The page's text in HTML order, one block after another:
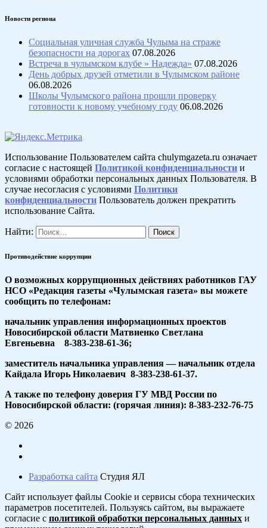
Новости региона
Социальная уличная служба Чулыма на страже
безопасности на дорогах 07.08.2026
Встреча в чулымском клубе » Надежда» 07.08.2026
День добрых друзей отметили в Чулымском районе
06.08.2026
Школы Чулымского района прошли проверку
готовности к новому учебному году 06.08.2026
Использование Пользователем сайта chulymgazeta.ru означает
согласие с настоящей Политикой конфиденциальности и
условиями обработки персональных данных Пользователя. В
случае несогласия с условиями Политики
конфиденциальности Пользователь должен прекратить
использование Сайта.
Найти:
Противодействие коррупции
О возможных коррупционных действиях работников ГАУ
НСО «Редакция газеты «Чулымская газета» вы можете
сообщить по телефонам:
начальник управления информационных проектов
Новосибирской области Матвиенко Светлана
Евгеньевна 8-383-238-61-36;
заместитель начальника управления — начальник отдела
Кайдала Игорь Николаевич 8-383-238-61-37.
А также по телефону доверия ГУ МВД России по
Новосибирской области: (горячая линия): 8-383-232-76-75
© 2026
Разработка сайта Студия ЯЛ
Сайт использует файлы Cookie и сервисы сбора технических
параметров посетителей. Пользуясь сайтом, вы выражаете
согласие с политикой обработки персональных данных и